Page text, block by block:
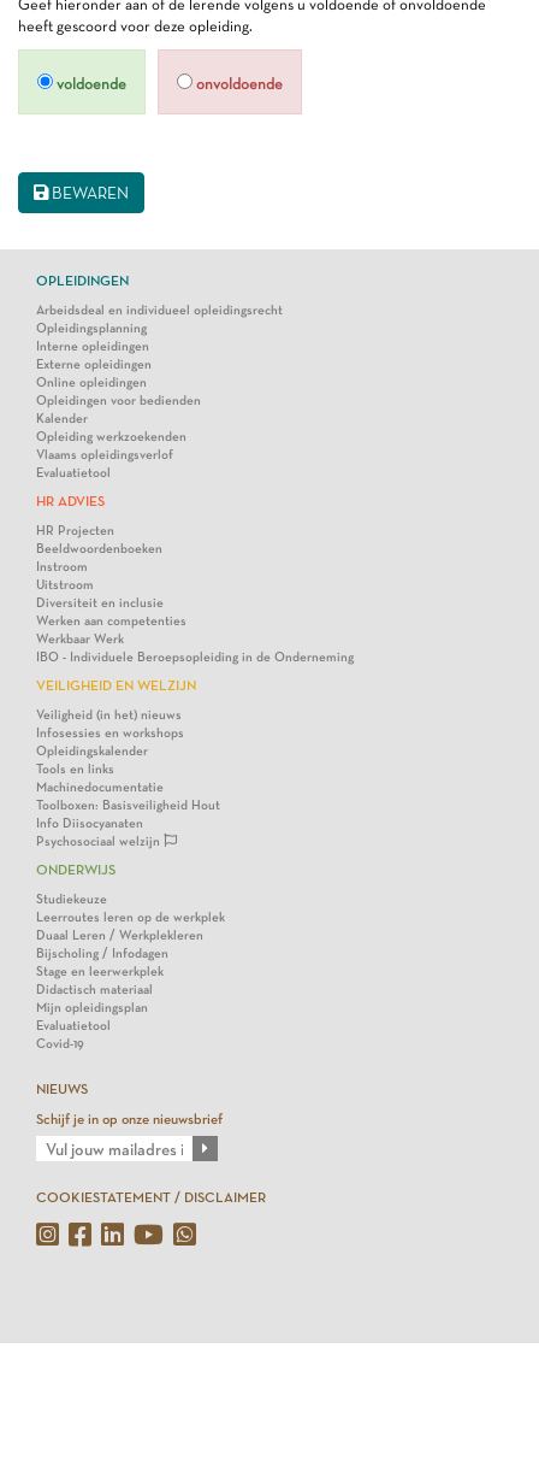
Geef hieronder aan of de lerende volgens u voldoende of onvoldoende
heeft gescoord voor deze opleiding.
voldoende onvoldoende
BEWAREN
OPLEIDINGEN
Arbeidsdeal en individueel opleidingsrecht
Opleidingsplanning
Interne opleidingen
Externe opleidingen
Online opleidingen
Opleidingen voor bedienden
Kalender
Opleiding werkzoekenden
Vlaams opleidingsverlof
Evaluatietool
HR ADVIES
HR Projecten
Beeldwoordenboeken
Instroom
Uitstroom
Diversiteit en inclusie
Werken aan competenties
Werkbaar Werk
IBO - Individuele Beroepsopleiding in de Onderneming
VEILIGHEID EN WELZIJN
Veiligheid (in het) nieuws
Infosessies en workshops
Opleidingskalender
Tools en links
Machinedocumentatie
Toolboxen: Basisveiligheid Hout
Info Diisocyanaten
Psychosociaal welzijn
ONDERWIJS
Studiekeuze
Leerroutes leren op de werkplek
Duaal Leren / Werkplekleren
Bijscholing / Infodagen
Stage en leerwerkplek
Didactisch materiaal
Mijn opleidingsplan
Evaluatietool
Covid-19
NIEUWS
Schijf je in op onze nieuwsbrief
COOKIESTATEMENT / DISCLAIMER